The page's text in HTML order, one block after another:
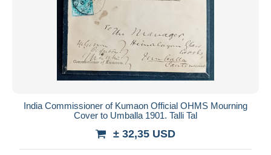
India Commissioner of Kumaon Official OHMS Mourning
Cover to Umballa 1901. Talli Tal
± 32,35 USD